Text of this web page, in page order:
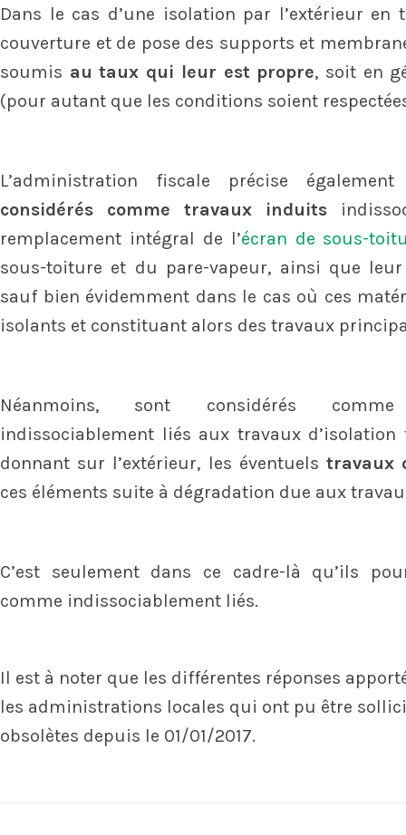
Dans le cas d’une isolation par l’extérieur en
couverture et de pose des supports et
soumis au taux qui leur est propre, soit en
(pour autant que les conditions soient
L’administration fiscale précise
considérés comme travaux induits
remplacement intégral de l’écran de sous-
sous-toiture et du pare-vapeur, ainsi que
sauf bien évidemment dans le cas où ces
isolants et constituant alors des travaux
Néanmoins, sont considérés
indissociablement liés aux travaux
donnant sur l’extérieur, les éventuels travaux
ces éléments suite à dégradation due aux
C’est seulement dans ce cadre-là qu’ils
comme indissociablement liés.
Il est à noter que les différentes réponses
les administrations locales qui ont pu être
obsolètes depuis le 01/01/2017.